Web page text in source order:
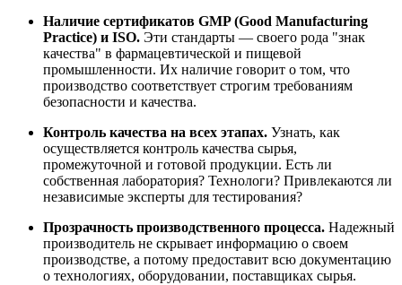
Наличие сертификатов GMP (Good Manufacturing
Practice) и ISO. Эти стандарты — своего рода "знак
качества" в фармацевтической и пищевой
промышленности. Их наличие говорит о том, что
производство соответствует строгим требованиям
безопасности и качества.
Контроль качества на всех этапах. Узнать, как
осуществляется контроль качества сырья,
промежуточной и готовой продукции. Есть ли
собственная лаборатория? Технологи? Привлекаются ли
независимые эксперты для тестирования?
Прозрачность производственного процесса. Надежный
производитель не скрывает информацию о своем
производстве, а потому предоставит всю документацию
о технологиях, оборудовании, поставщиках сырья.